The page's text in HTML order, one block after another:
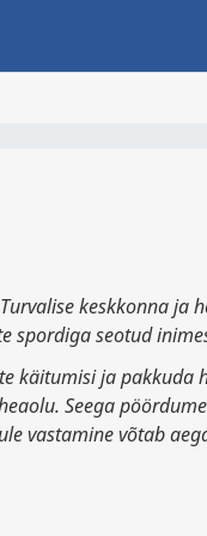
keskkonna ja
seotud
käitumisi ja pakkuda
Seega
vastamine võtab